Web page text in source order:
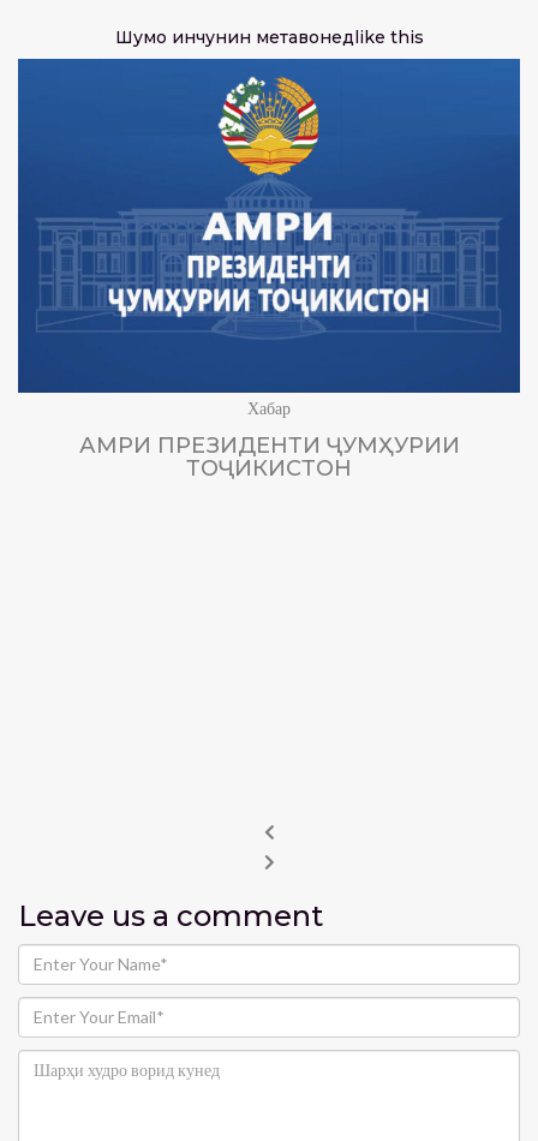
Шумо инчунин метавонедlike this
Хабар
АМРИ ПРЕЗИДЕНТИ ҶУМҲУРИИ
ТОҶИКИСТОН
Leave us a comment